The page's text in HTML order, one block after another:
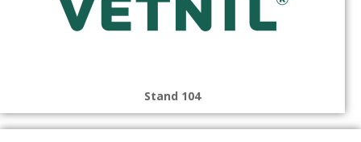
Stand 104